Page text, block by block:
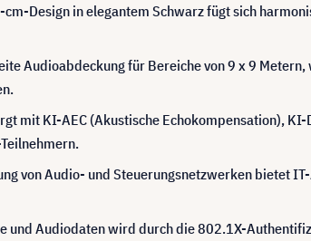
Design in elegantem Schwarz fügt sich
Audioabdeckung für Bereiche von 9 x 9
mit KI-AEC (Akustische Echokompensation),
von Audio- und Steuerungsnetzwerken bietet
und Audiodaten wird durch die 802.1X-